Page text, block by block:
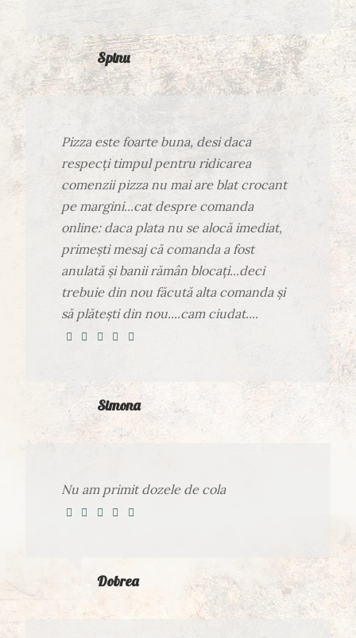
Spinu
Pizza este foarte buna, desi daca
respecți timpul pentru ridicarea
comenzii pizza nu mai are blat crocant
pe margini...cat despre comanda
online: daca plata nu se alocă imediat,
primești mesaj că comanda a fost
anulată și banii rămân blocați...deci
trebuie din nou făcută alta comanda și
să plătești din nou....cam ciudat....
Simona
Nu am primit dozele de cola
Dobrea